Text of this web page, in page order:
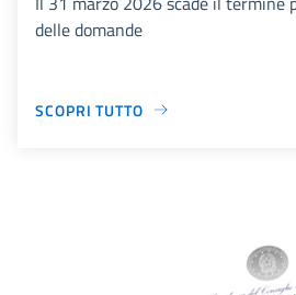
delle domande
SCOPRI TUTTO